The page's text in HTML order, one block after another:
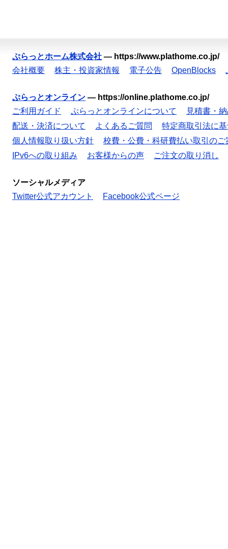
ぷらっとホーム株式会社 — https://www.plathome.co.jp/
会社概要
株主・投資家情報 電子公告 OpenBlocks
ぷらっとオンライン — https://online.plathome.co.jp/
ご利用ガイド
ぷらっとオンラインについて
見積書・
配送・決済について
よくあるご質問
特定商取引法に
個人情報取り扱い方針
校費・公費・科研費払い取引のご
IPv6への取り組み
お客様からの声 ご注文の取り消し
ソーシャルメディア
Twitter公式アカウント
Facebook公式ページ